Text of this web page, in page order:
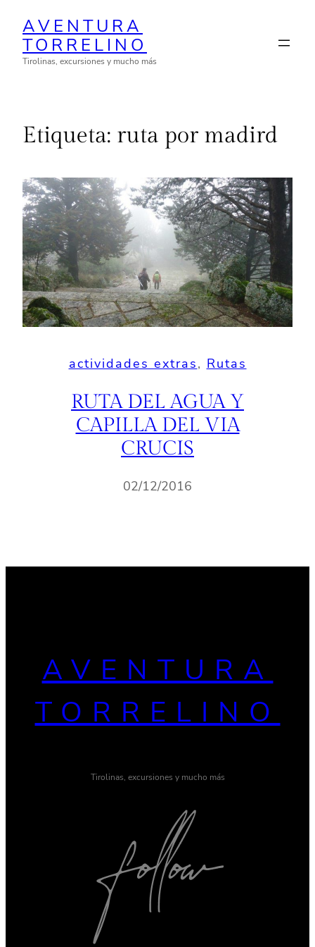
contenido
AVENTURA
TORRELINO
Tirolinas, excursiones y mucho más
Etiqueta: ruta por madird
actividades extras, Rutas
RUTA DEL AGUA Y
CAPILLA DEL VIA
CRUCIS
02/12/2016
AVENTURA
TORRELINO
Tirolinas, excursiones y mucho más